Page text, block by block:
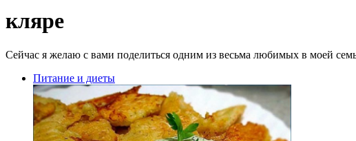
кляре
Сейчас я желаю с вами поделиться одним из весьма любимых в моей
Питание и диеты